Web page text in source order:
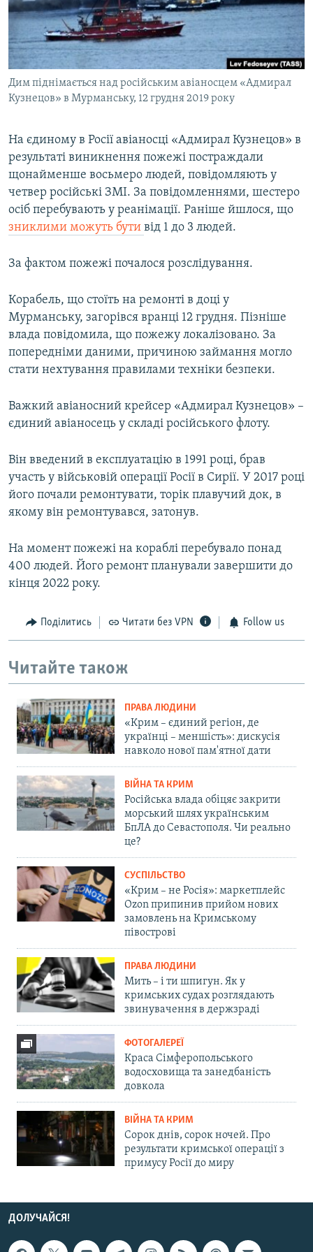
ВІДЕОУРОКИ «ELIFBE»
СВІДЧЕННЯ ОКУПАЦІЇ
УКРАЇНСЬКА ПРОБЛЕМА КРИМУ
ІНФОГРАФІКА
Русский
Qırımtatar
ДОЛУЧАЙСЯ!
Усі сайти RFE/RL
Дим піднімається над російським авіаносцем «Адмирал
Кузнецов» в Мурманську, 12 грудня 2019 року
На єдиному в Росії авіаносці «Адмирал Кузнецов» в
результаті виникнення пожежі постраждали
щонайменше восьмеро людей, повідомляють у
четвер російські ЗМІ. За повідомленнями, шестеро
осіб перебувають у реанімації. Раніше йшлося, що
зниклими можуть бути від 1 до 3 людей.
За фактом пожежі почалося розслідування.
Корабель, що стоїть на ремонті в доці у
Мурманську, загорівся вранці 12 грудня. Пізніше
влада повідомила, що пожежу локалізовано. За
попередніми даними, причиною займання могло
стати нехтування правилами техніки безпеки.
Важкий авіаносний крейсер «Адмирал Кузнецов» –
єдиний авіаносець у складі російського флоту.
Він введений в експлуатацію в 1991 році, брав
участь у військовій операції Росії в Сирії. У 2017 році
його почали ремонтувати, торік плавучий док, в
якому він ремонтувався, затонув.
На момент пожежі на кораблі перебувало понад
400 людей. Його ремонт планували завершити до
кінця 2022 року.
Поділитись Читати без VPN Follow us
Читайте також
ПРАВА ЛЮДИНИ
«Крим – єдиний регіон, де
українці – меншість»: дискусія
навколо нової пам'ятної дати
ВІЙНА ТА КРИМ
Російська влада обіцяє закрити
морський шлях українським
БпЛА до Севастополя. Чи реально
це?
СУСПІЛЬСТВО
«Крим – не Росія»: маркетплейс
Ozon припинив прийом нових
замовлень на Кримському
півострові
ПРАВА ЛЮДИНИ
Мить – і ти шпигун. Як у
кримських судах розглядають
звинувачення в держзраді
ФОТОГАЛЕРЕЇ
Краса Сімферопольського
водосховища та занедбаність
довкола
ВІЙНА ТА КРИМ
Сорок днів, сорок ночей. Про
результати кримської операції з
примусу Росії до миру
ДОЛУЧАЙСЯ!